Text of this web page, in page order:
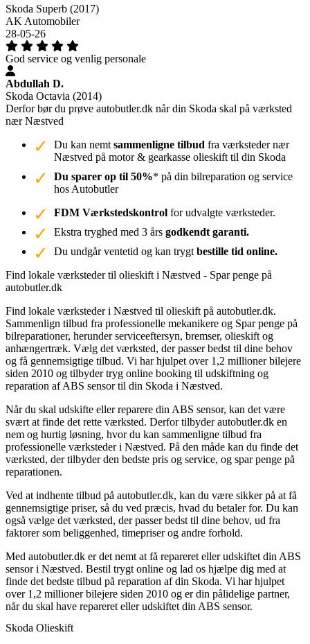
Skoda Superb (2017)
AK Automobiler
28-05-26
God service og venlig personale
Abdullah D.
Skoda Octavia (2014)
Derfor bør du prøve autobutler.dk når din Skoda skal på værksted
nær Næstved
Du kan nemt sammenligne tilbud fra værksteder nær
Næstved på motor & gearkasse olieskift til din Skoda
Du sparer op til 50%* på din bilreparation og service
hos Autobutler
FDM Værkstedskontrol for udvalgte værksteder.
Ekstra tryghed med 3 års godkendt garanti.
Du undgår ventetid og kan trygt bestille tid online.
Find lokale værksteder til olieskift i Næstved - Spar penge på
autobutler.dk
Find lokale værksteder i Næstved til olieskift på autobutler.dk.
Sammenlign tilbud fra professionelle mekanikere og Spar penge på
bilreparationer, herunder serviceeftersyn, bremser, olieskift og
anhængertræk. Vælg det værksted, der passer bedst til dine behov
og få gennemsigtige tilbud. Vi har hjulpet over 1,2 millioner bilejere
siden 2010 og tilbyder tryg online booking til udskiftning og
reparation af ABS sensor til din Skoda i Næstved.
Når du skal udskifte eller reparere din ABS sensor, kan det være
svært at finde det rette værksted. Derfor tilbyder autobutler.dk en
nem og hurtig løsning, hvor du kan sammenligne tilbud fra
professionelle værksteder i Næstved. På den måde kan du finde det
værksted, der tilbyder den bedste pris og service, og spar penge på
reparationen.
Ved at indhente tilbud på autobutler.dk, kan du være sikker på at få
gennemsigtige priser, så du ved præcis, hvad du betaler for. Du kan
også vælge det værksted, der passer bedst til dine behov, ud fra
faktorer som beliggenhed, timepriser og andre forhold.
Med autobutler.dk er det nemt at få repareret eller udskiftet din ABS
sensor i Næstved. Bestil trygt online og lad os hjælpe dig med at
finde det bedste tilbud på reparation af din Skoda. Vi har hjulpet
over 1,2 millioner bilejere siden 2010 og er din pålidelige partner,
når du skal have repareret eller udskiftet din ABS sensor.
Skoda Olieskift